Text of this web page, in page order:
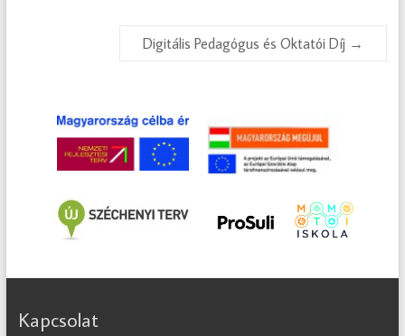
Digitális Pedagógus és Oktatói Díj →
Kapcsolat